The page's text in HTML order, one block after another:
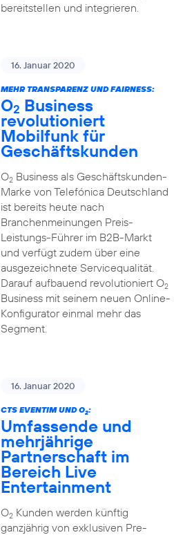
bereitstellen und integrieren.
16. Januar 2020
MEHR TRANSPARENZ UND FAIRNESS:
O2 Business
revolutioniert
Mobilfunk für
Geschäftskunden
O2Business als Geschäftskunden-
Marke von Telefónica Deutschland
ist bereits heute nach
Branchenmeinungen Preis-
Leistungs-Führer im B2B-Markt
und verfügt zudem über eine
ausgezeichnete Servicequalität.
Darauf aufbauend revolutioniert O2
Business mit seinem neuen Online-
Konfigurator einmal mehr das
Segment.
16. Januar 2020
CTS EVENTIM UND O2:
Umfassende und
mehrjährige
Partnerschaft im
Bereich Live
Entertainment
O2Kunden werden künftig
ganzjährig von exklusiven Pre-